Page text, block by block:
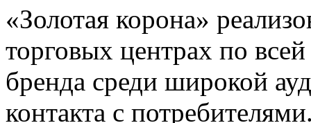
«Золотая корона»
торговых центрах по
бренда среди широкой
контакта с